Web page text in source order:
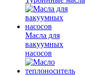
Масла для
вакуумных
насосов